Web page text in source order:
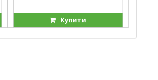
Купити